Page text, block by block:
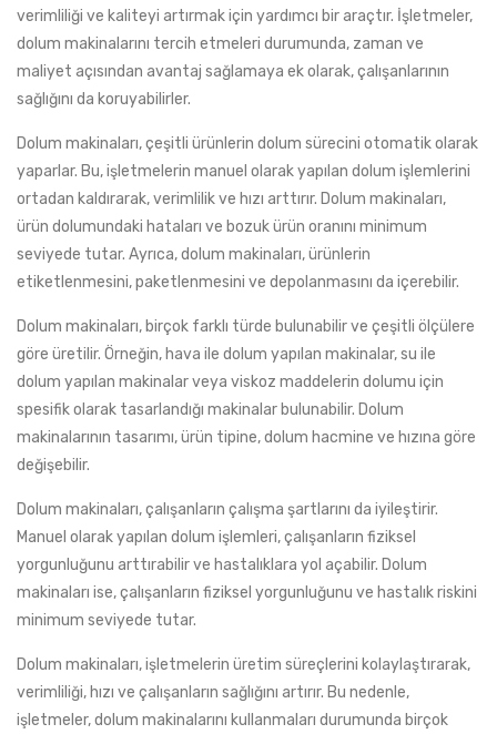
verimliliği ve kaliteyi artırmak için yardımcı bir araçtır. İşletmeler,
dolum makinalarını tercih etmeleri durumunda, zaman ve
maliyet açısından avantaj sağlamaya ek olarak, çalışanlarının
sağlığını da koruyabilirler.
Dolum makinaları, çeşitli ürünlerin dolum sürecini otomatik olarak
yaparlar. Bu, işletmelerin manuel olarak yapılan dolum işlemlerini
ortadan kaldırarak, verimlilik ve hızı arttırır. Dolum makinaları,
ürün dolumundaki hataları ve bozuk ürün oranını minimum
seviyede tutar. Ayrıca, dolum makinaları, ürünlerin
etiketlenmesini, paketlenmesini ve depolanmasını da içerebilir.
Dolum makinaları, birçok farklı türde bulunabilir ve çeşitli ölçülere
göre üretilir. Örneğin, hava ile dolum yapılan makinalar, su ile
dolum yapılan makinalar veya viskoz maddelerin dolumu için
spesifik olarak tasarlandığı makinalar bulunabilir. Dolum
makinalarının tasarımı, ürün tipine, dolum hacmine ve hızına göre
değişebilir.
Dolum makinaları, çalışanların çalışma şartlarını da iyileştirir.
Manuel olarak yapılan dolum işlemleri, çalışanların fiziksel
yorgunluğunu arttırabilir ve hastalıklara yol açabilir. Dolum
makinaları ise, çalışanların fiziksel yorgunluğunu ve hastalık riskini
minimum seviyede tutar.
Dolum makinaları, işletmelerin üretim süreçlerini kolaylaştırarak,
verimliliği, hızı ve çalışanların sağlığını artırır. Bu nedenle,
işletmeler, dolum makinalarını kullanmaları durumunda birçok